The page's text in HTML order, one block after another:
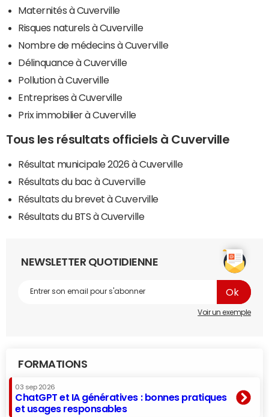
Maternités à Cuverville
Risques naturels à Cuverville
Nombre de médecins à Cuverville
Délinquance à Cuverville
Pollution à Cuverville
Entreprises à Cuverville
Prix immobilier à Cuverville
Tous les résultats officiels à Cuverville
Résultat municipale 2026 à Cuverville
Résultats du bac à Cuverville
Résultats du brevet à Cuverville
Résultats du BTS à Cuverville
NEWSLETTER QUOTIDIENNE
Voir un exemple
FORMATIONS
03 sep 2026
ChatGPT et IA génératives : bonnes pratiques
et usages responsables